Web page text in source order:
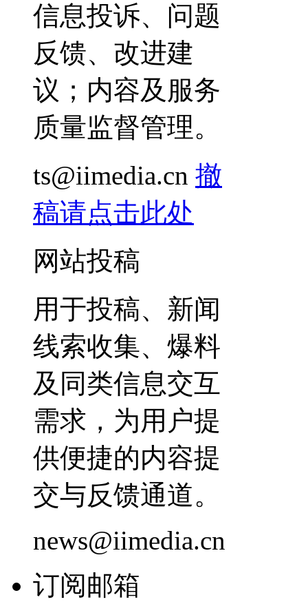
信息投诉、问题
反馈、改进建
议；内容及服务
质量监督管理。
ts@iimedia.cn 撤
稿请点击此处
网站投稿
用于投稿、新闻
线索收集、爆料
及同类信息交互
需求，为用户提
供便捷的内容提
交与反馈通道。
news@iimedia.cn
订阅邮箱